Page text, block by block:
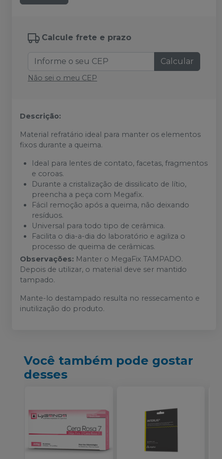
Calcule frete e prazo
Calcular
Não sei o meu CEP
Descrição:
Material refratário ideal para manter os elementos
fixos durante a queima.
Ideal para lentes de contato, facetas, fragmentos
e coroas.
Durante a cristalização de dissilicato de lítio,
preencha a peça com Megafix.
Fácil remoção após a queima, não deixando
resíduos.
Universal para todo tipo de cerâmica.
Facilita o dia-a-dia do laboratório e agiliza o
processo de queima de cerâmicas.
Observações: Manter o MegaFix TAMPADO.
Depois de utilizar, o material deve ser mantido
tampado.
Mante-lo destampado resulta no ressecamento e
inutilização do produto.
Você também pode gostar
desses